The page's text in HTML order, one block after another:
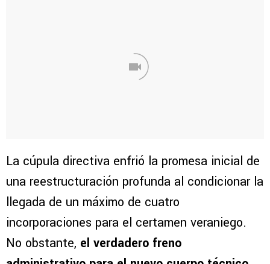
La cúpula directiva enfrió la promesa inicial de
una reestructuración profunda al condicionar la
llegada de un máximo de cuatro
incorporaciones para el certamen veraniego.
No obstante, el verdadero freno